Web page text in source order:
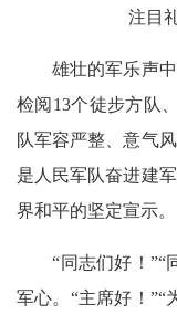
注目
雄壮的军乐声中
检阅13个徒步方队
队军容严整、意气
是人民军队奋进建
界和平的坚定宣示。
“同志们好！”“同
军心。“主席好！”“